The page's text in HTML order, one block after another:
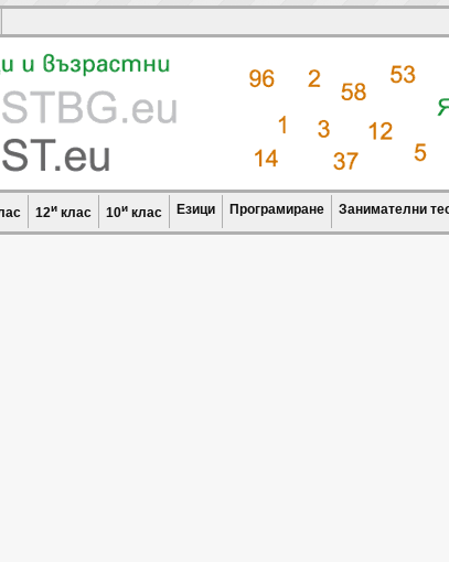
12и клас 10и клас Езици Програмиране Занимателни